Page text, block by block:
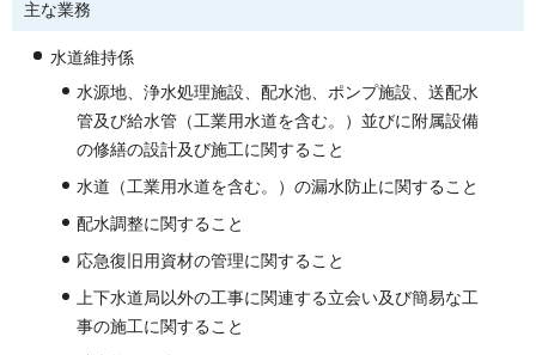
主な業務
水道維持係
水源地、浄水処理施設、配水池、ポンプ施設、送配水
管及び給水管（工業用水道を含む。）並びに附属設備
の修繕の設計及び施工に関すること
水道（工業用水道を含む。）の漏水防止に関すること
配水調整に関すること
応急復旧用資材の管理に関すること
上下水道局以外の工事に関連する立会い及び簡易な工
事の施工に関すること